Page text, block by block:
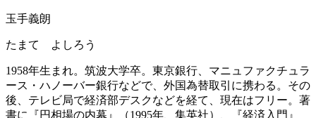
玉手義朗
たまて よしろう
1958年生まれ。筑波大学卒。東京銀行、マニュファクチュラ
ース・ハノーバー銀行などで、外国為替取引に携わる。その
後、テレビ局で経済部デスクなどを経て、現在はフリー。著
書に『円相場の内幕』（1995年、集英社）、『経済入門』